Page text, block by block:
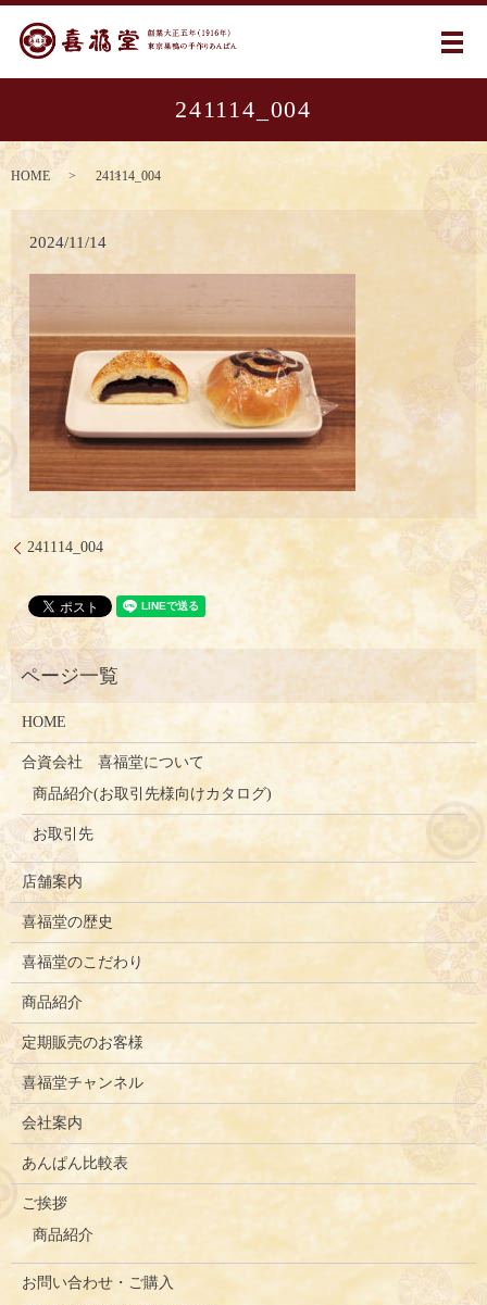
メ
241114_004
HOME 241114_004
2024/11/14
241114_004
HOME
合資会社 喜福堂について
商品紹介(お取引先様向けカタログ)
お取引先
店舗案内
喜福堂の歴史
喜福堂のこだわり
商品紹介
定期販売のお客様
喜福堂チャンネル
会社案内
あんぱん比較表
ご挨拶
商品紹介
お問い合わせ・ご購入